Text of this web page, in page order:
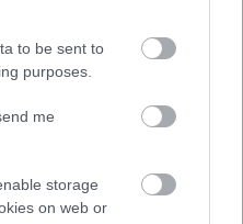
to be sent to
purposes.
me
storage
on web or
termeléssel